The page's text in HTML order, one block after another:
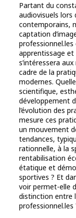
Partant du
audiovisuels lors
contemporains,
captation
apprentissage
s’intéressera
cadre de la
modernes.
scientifique,
développement
l’évolution des
mesure ces
un mouvement
tendances,
rationnelle, à la
rentabilisation
étatique et
sportives ? Et
voir permet-elle
distinction entre
professionnel.les